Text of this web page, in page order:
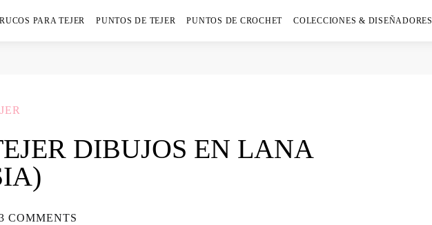
PARA TEJER PUNTOS DE TEJER PUNTOS DE CROCHET COLECCIONES & DISEÑADORES
DIBUJOS EN LANA
COMMENTS